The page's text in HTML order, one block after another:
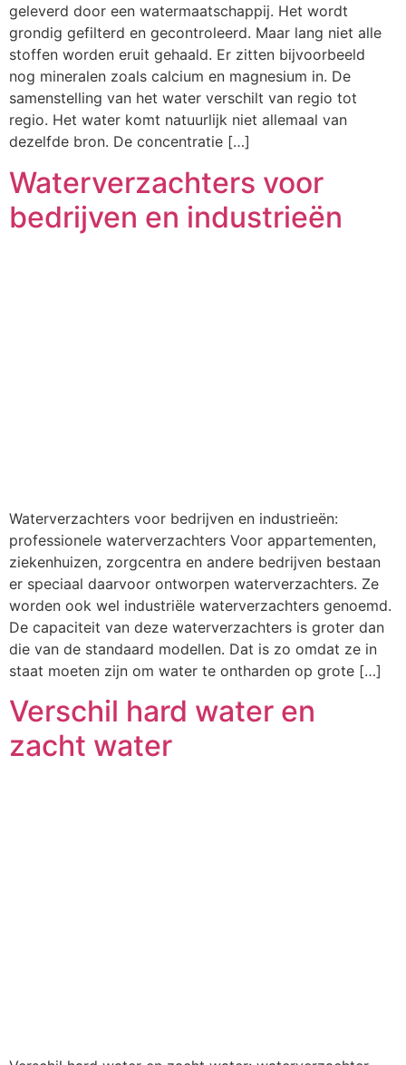
geleverd door een watermaatschappij. Het wordt
grondig gefilterd en gecontroleerd. Maar lang niet alle
stoffen worden eruit gehaald. Er zitten bijvoorbeeld
nog mineralen zoals calcium en magnesium in. De
samenstelling van het water verschilt van regio tot
regio. Het water komt natuurlijk niet allemaal van
dezelfde bron. De concentratie […]
Waterverzachters voor
bedrijven en industrieën
Waterverzachters voor bedrijven en industrieën:
professionele waterverzachters Voor appartementen,
ziekenhuizen, zorgcentra en andere bedrijven bestaan
er speciaal daarvoor ontworpen waterverzachters. Ze
worden ook wel industriële waterverzachters genoemd.
De capaciteit van deze waterverzachters is groter dan
die van de standaard modellen. Dat is zo omdat ze in
staat moeten zijn om water te ontharden op grote […]
Verschil hard water en
zacht water